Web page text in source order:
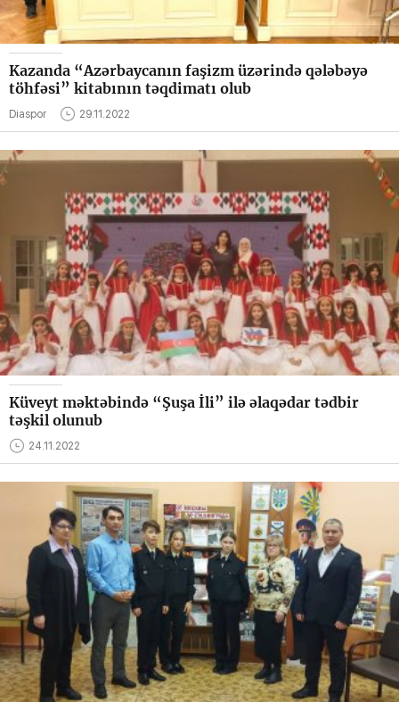
Kazanda “Azərbaycanın faşizm üzərində qələbəyə
töhfəsi” kitabının təqdimatı olub
Diaspor 29.11.2022
Küveyt məktəbində “Şuşa İli” ilə əlaqədar tədbir
təşkil olunub
24.11.2022